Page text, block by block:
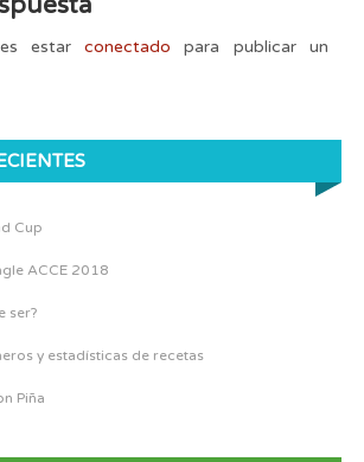
estarconectado para publicar un
Cup
ACCE 2018
ser?
y estadísticas de recetas
Piña